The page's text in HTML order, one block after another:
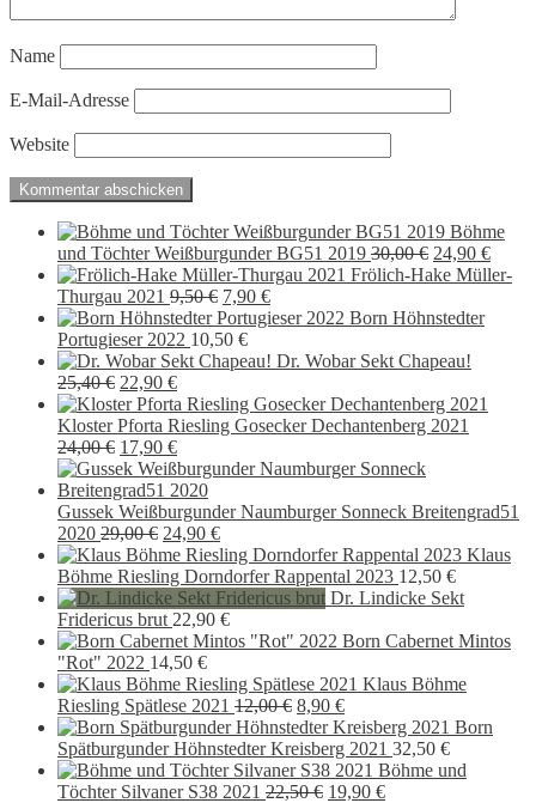
Name
E-Mail-Adresse
Website
Böhme
und Töchter Weißburgunder BG51 2019 30,00€
Preis
30,00 €
24,90 €
Preis
Frölich-Hake Müller-
Thurgau 2021 9,50€ Ursprünglicher
Preis
war:
9,50 €
7,90 €Aktueller
Preis
7,90 €.
Born Höhnstedter
Portugieser 2022 10,50 €
Dr. Wobar Sekt Chapeau!
25,40€ Ursprünglicher
Preis
war:
25,40 €
22,90 €Aktueller
Preis
ist:
22,90 €.
Kloster Pforta Riesling Gosecker Dechantenberg 2021
24,00€ Ursprünglicher
Preis
war:
24,00 €
17,90 €Aktueller
Preis
ist:
17,90 €.
Gussek Weißburgunder Naumburger Sonneck Breitengrad51
2020 29,00€ Ursprünglicher
Preis
war:
29,00 €
24,90 €Aktueller
Preis
ist:
24,90 €.
Klaus
Böhme Riesling Dorndorfer Rappental 2023 12,50 €
Dr. Lindicke Sekt
Fridericus brut 22,90 €
Born Cabernet Mintos
"Rot" 2022 14,50 €
Klaus Böhme
Riesling Spätlese 2021 12,00€ Ursprünglicher
Preis
war:
12,00 €
8,90 €Aktueller
Preis
ist:
8,90 €.
Born
Spätburgunder Höhnstedter Kreisberg 2021 32,50 €
Böhme und
Töchter Silvaner S38 2021 22,50€ Ursprünglicher
19,90 €Aktueller